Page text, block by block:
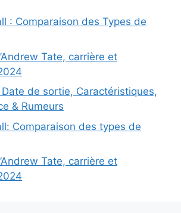
: Comparaison des Types de
Tate, carrière et
de sortie, Caractéristiques,
& Rumeurs
Comparaison des types de
Tate, carrière et